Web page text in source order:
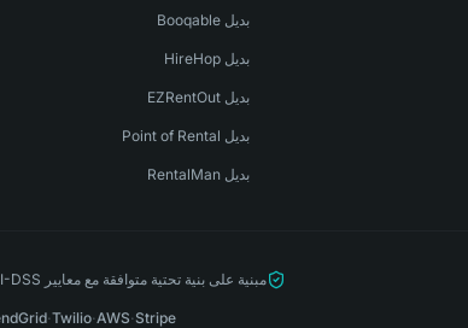
بديل Booqable
بديل HireHop
بديل EZRentOut
بديل Point of Rental
بديل RentalMan
مبنية على بنية تحتية متوافقة مع معايير PCI-DSS وSOC 2 وGDPR
Stripe
·
AWS
·
Twilio
·